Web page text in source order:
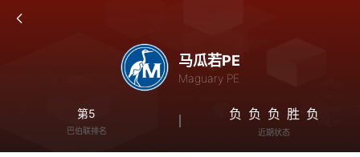
马瓜若PE
Maguary PE
第5
巴伯联排名
负 负 负 胜 负
近期状态